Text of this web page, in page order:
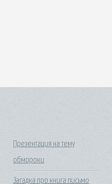
Презентация на тему
обмороки
Загадка про книга письмо